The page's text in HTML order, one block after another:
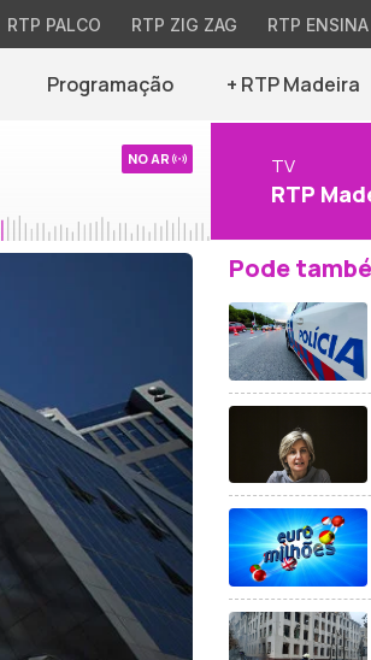
RTP PALCO RTP ZIG ZAG RTP ENSINA
Programação + RTP Madeira
NO AR TV
RTP
Pode